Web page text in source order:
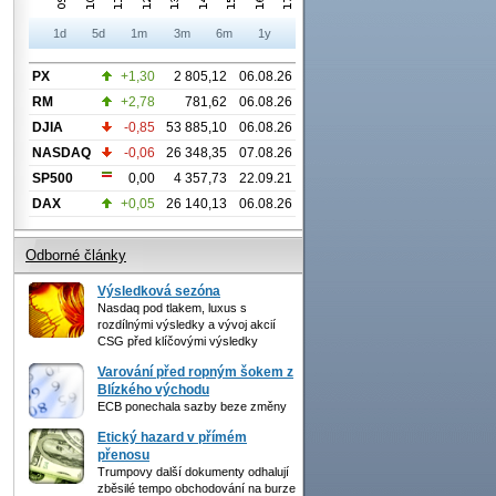
1d 5d 1m 3m 6m 1y
PX +1,30 2 805,12
06.08.26
RM
+2,78 781,62
06.08.26
DJIA
-0,85 53 885,10
06.08.26
NASDAQ
-0,06 26 348,35
07.08.26
SP500
0,00 4 357,73
22.09.21
DAX
+0,05 26 140,13 06.08.26
Odborné články
Výsledková sezóna
Nasdaq pod tlakem, luxus s
rozdílnými výsledky a vývoj akcií
CSG před klíčovými výsledky
Varování před ropným šokem z
Blízkého východu
ECB ponechala sazby beze změny
Etický hazard v přímém
přenosu
Trumpovy další dokumenty odhalují
zběsilé tempo obchodování na burze